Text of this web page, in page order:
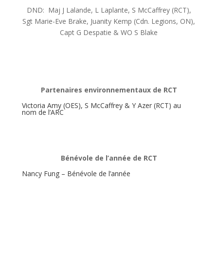
DND: Maj J Lalande, L Laplante, S McCaffrey (RCT),
Sgt Marie-Eve Brake, Juanity Kemp (Cdn. Legions, ON),
Capt G Despatie & WO S Blake
Partenaires environnementaux de RCT
Victoria Amy (OES), S McCaffrey & Y Azer (RCT) au
nom de l’ARC
Bénévole de l’année de RCT
Nancy Fung – Bénévole de l’année